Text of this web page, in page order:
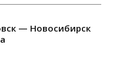
— Новосибирск